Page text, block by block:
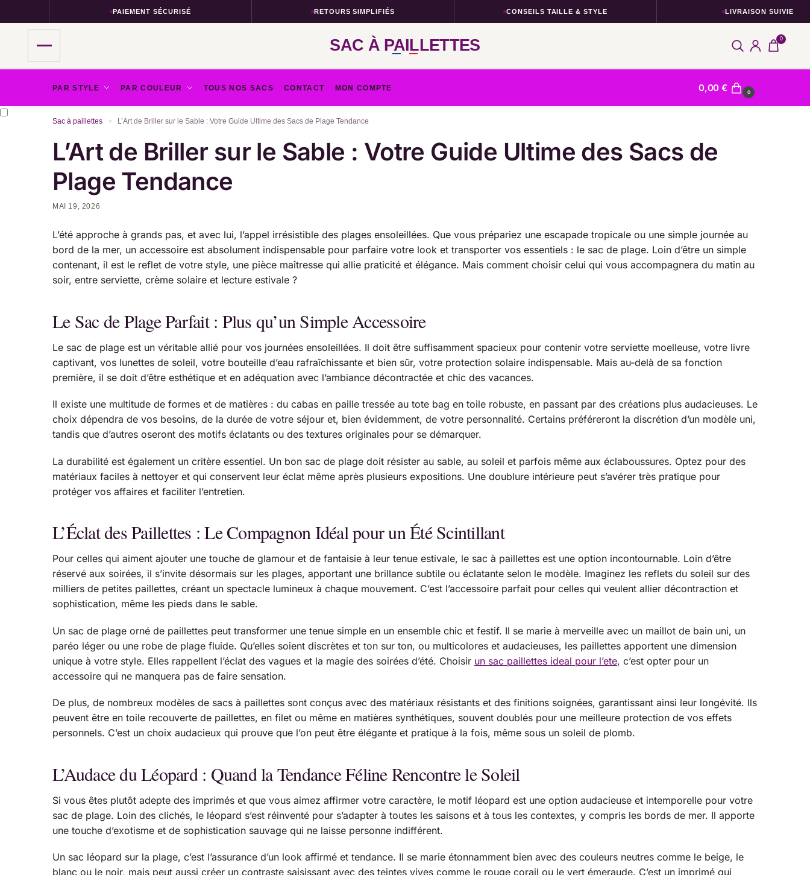
PAIEMENT SÉCURISÉ RETOURS SIMPLIFIÉS CONSEILS TAILLE & STYLE LIVRAISON SUIVIE
SAC À PAILLETTES 0
PAR STYLE PAR COULEUR TOUS NOS SACS CONTACT MON COMPTE 0,00€ 0
Sac à paillettes » L’Art de Briller sur le Sable : Votre Guide Ultime des Sacs de Plage Tendance
L’Art de Briller sur le Sable : Votre Guide Ultime des Sacs de
Plage Tendance
MAI 19, 2026
L’été approche à grands pas, et avec lui, l’appel irrésistible des plages ensoleillées. Que vous prépariez une escapade tropicale ou une simple journée au
bord de la mer, un accessoire est absolument indispensable pour parfaire votre look et transporter vos essentiels : le sac de plage. Loin d’être un simple
contenant, il est le reflet de votre style, une pièce maîtresse qui allie praticité et élégance. Mais comment choisir celui qui vous accompagnera du matin au
soir, entre serviette, crème solaire et lecture estivale ?
Le Sac de Plage Parfait : Plus qu’un Simple Accessoire
Le sac de plage est un véritable allié pour vos journées ensoleillées. Il doit être suffisamment spacieux pour contenir votre serviette moelleuse, votre livre
captivant, vos lunettes de soleil, votre bouteille d’eau rafraîchissante et bien sûr, votre protection solaire indispensable. Mais au-delà de sa fonction
première, il se doit d’être esthétique et en adéquation avec l’ambiance décontractée et chic des vacances.
Il existe une multitude de formes et de matières : du cabas en paille tressée au tote bag en toile robuste, en passant par des créations plus audacieuses. Le
choix dépendra de vos besoins, de la durée de votre séjour et, bien évidemment, de votre personnalité. Certains préféreront la discrétion d’un modèle uni,
tandis que d’autres oseront des motifs éclatants ou des textures originales pour se démarquer.
La durabilité est également un critère essentiel. Un bon sac de plage doit résister au sable, au soleil et parfois même aux éclaboussures. Optez pour des
matériaux faciles à nettoyer et qui conservent leur éclat même après plusieurs expositions. Une doublure intérieure peut s’avérer très pratique pour
protéger vos affaires et faciliter l’entretien.
L’Éclat des Paillettes : Le Compagnon Idéal pour un Été Scintillant
Pour celles qui aiment ajouter une touche de glamour et de fantaisie à leur tenue estivale, le sac à paillettes est une option incontournable. Loin d’être
réservé aux soirées, il s’invite désormais sur les plages, apportant une brillance subtile ou éclatante selon le modèle. Imaginez les reflets du soleil sur des
milliers de petites paillettes, créant un spectacle lumineux à chaque mouvement. C’est l’accessoire parfait pour celles qui veulent allier décontraction et
sophistication, même les pieds dans le sable.
Un sac de plage orné de paillettes peut transformer une tenue simple en un ensemble chic et festif. Il se marie à merveille avec un maillot de bain uni, un
paréo léger ou une robe de plage fluide. Qu’elles soient discrètes et ton sur ton, ou multicolores et audacieuses, les paillettes apportent une dimension
unique à votre style. Elles rappellent l’éclat des vagues et la magie des soirées d’été. Choisir un sac paillettes ideal pour l’ete, c’est opter pour un
accessoire qui ne manquera pas de faire sensation.
De plus, de nombreux modèles de sacs à paillettes sont conçus avec des matériaux résistants et des finitions soignées, garantissant ainsi leur longévité. Ils
peuvent être en toile recouverte de paillettes, en filet ou même en matières synthétiques, souvent doublés pour une meilleure protection de vos effets
personnels. C’est un choix audacieux qui prouve que l’on peut être élégante et pratique à la fois, même sous un soleil de plomb.
L’Audace du Léopard : Quand la Tendance Féline Rencontre le Soleil
Si vous êtes plutôt adepte des imprimés et que vous aimez affirmer votre caractère, le motif léopard est une option audacieuse et intemporelle pour votre
sac de plage. Loin des clichés, le léopard s’est réinventé pour s’adapter à toutes les saisons et à tous les contextes, y compris les bords de mer. Il apporte
une touche d’exotisme et de sophistication sauvage qui ne laisse personne indifférent.
Un sac léopard sur la plage, c’est l’assurance d’un look affirmé et tendance. Il se marie étonnamment bien avec des couleurs neutres comme le beige, le
blanc ou le noir, mais peut aussi créer un contraste saisissant avec des teintes vives comme le rouge corail ou le vert émeraude. C’est un imprimé qui